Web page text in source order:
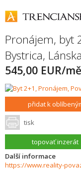
Pronájem, byt
Bystrica,
545,00 EUR/
přidat k
tisk
topovať inzerát
Další informace